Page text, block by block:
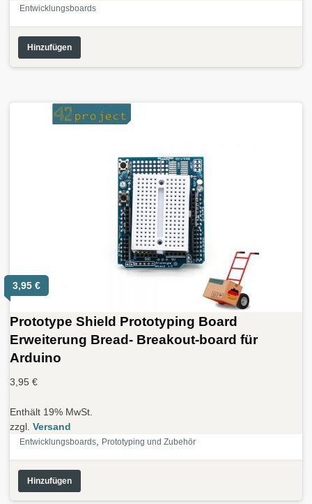
Entwicklungsboards
Hinzufügen
3,95 €
Prototype Shield Prototyping Board
Erweiterung Bread- Breakout-board für
Arduino
3,95 €
Enthält 19% MwSt.
zzgl. Versand
Entwicklungsboards, Prototyping und Zubehör
Hinzufügen